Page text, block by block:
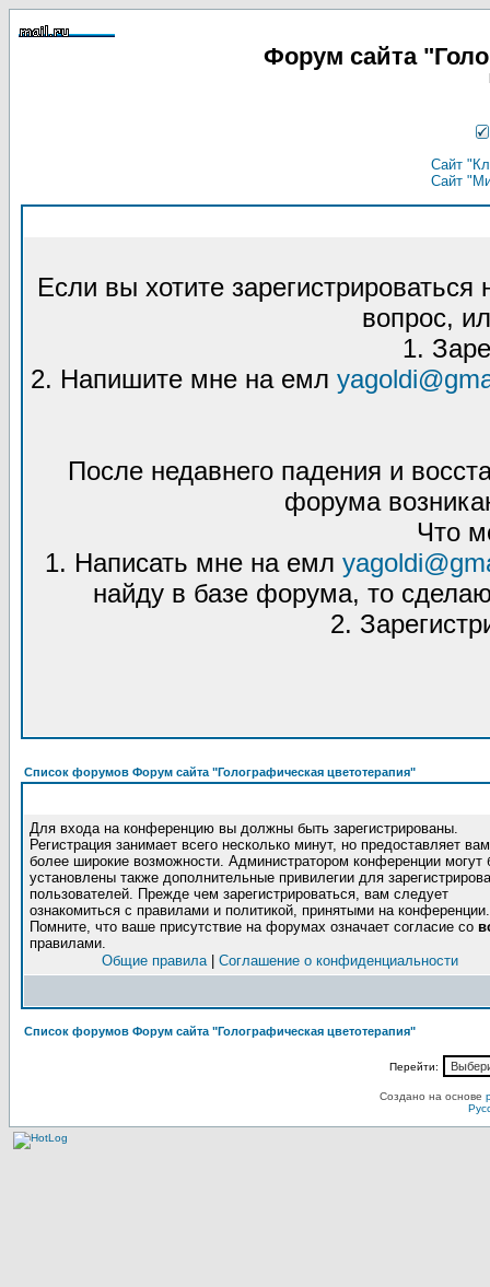
Форум сайта
Сайт
Сайт
Если вы хотите
вопрос,
1.
2. Напишите мне на емл
После недавнего падения и
форума
Что
1. Написать мне на емл
найду в базе форума, то
2.
Список форумов Форум сайта "Голографическая цветотерапия"
Для входа на конференцию вы должны быть зарегистрированы.
Регистрация занимает всего несколько минут, но предоставляет вам
более широкие возможности. Администратором конференции могут
установлены также дополнительные привилегии для
пользователей. Прежде чем зарегистрироваться, вам следует
ознакомиться с правилами и политикой, принятыми на конференции.
Помните, что ваше присутствие на форумах означает согласие со
правилами.
Общие правила| Соглашение о конфиденциальности
Список форумов Форум сайта "Голографическая цветотерапия"
Перейти:
Создано на основе